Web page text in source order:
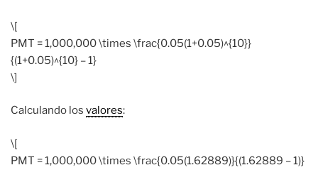
\[
PMT = 1,000,000 \times \frac{0.05(1+0.05)^{10}}
{(1+0.05)^{10} – 1}
\]
Calculando los valores:
\[
PMT = 1,000,000 \times \frac{0.05(1.62889)}{(1.62889 – 1)}